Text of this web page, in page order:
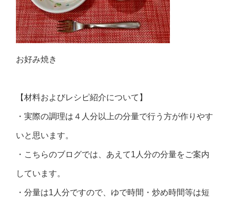
お好み焼き
【材料およびレシピ紹介について】
・実際の調理は４人分以上の分量で行う方が作りやす
いと思います。
・こちらのブログでは、あえて1人分の分量をご案内
しています。
・分量は1人分ですので、ゆで時間・炒め時間等は短